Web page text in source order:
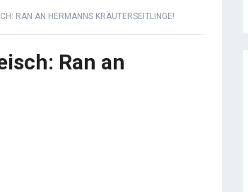
RAN AN HERMANNS KRÄUTERSEITLINGE!
Ran an